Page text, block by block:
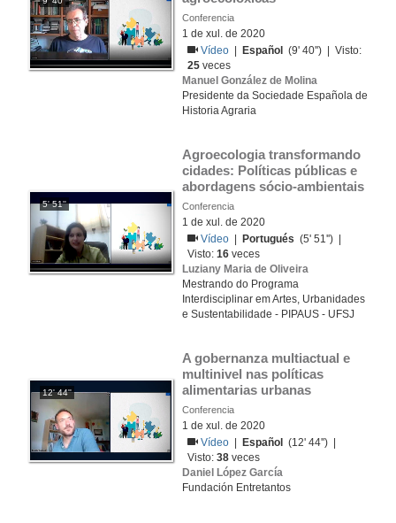
Conferencia
1 de xul. de 2020
Vídeo
Español
(9' 40'') | Visto:
25 veces
Manuel González de Molina
Presidente da Sociedade Española de
Historia Agraria
5' 51''
Agroecologia transformando
cidades: Políticas públicas e
abordagens sócio-ambientais
Conferencia
1 de xul. de 2020
Vídeo
Portugués (5' 51'') |
Visto:16 veces
Luziany Maria de Oliveira
Mestrando do Programa
Interdisciplinar em Artes, Urbanidades
e Sustentabilidade - PIPAUS - UFSJ
12' 44''
A gobernanza multiactual e
multinivel nas políticas
alimentarias urbanas
Conferencia
1 de xul. de 2020
Vídeo
Español
(12' 44'') |
Visto:38 veces
Daniel López García
Fundación Entretantos